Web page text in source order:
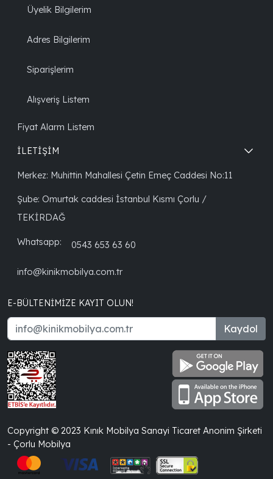
Üyelik Bilgilerim
Adres Bilgilerim
Siparişlerim
Alışveriş Listem
Fiyat Alarm Listem
İLETİŞİM
Merkez: Muhittin Mahallesi Çetin Emeç Caddesi No:11
Şube: Omurtak caddesi İstanbul Kısmı Çorlu /
TEKİRDAĞ
Whatsapp: 0543 653 63 60
info@kinikmobilya.com.tr
E-BÜLTENIMIZE KAYIT OLUN!
Kaydol
Copyright © 2023 Kınık Mobilya Sanayi Ticaret Anonim Şirketi
- Çorlu Mobilya